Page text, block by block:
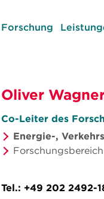
Forschung
Oliver
Co-Leiter des
Energie-,
Tel.: +49 202 2492-